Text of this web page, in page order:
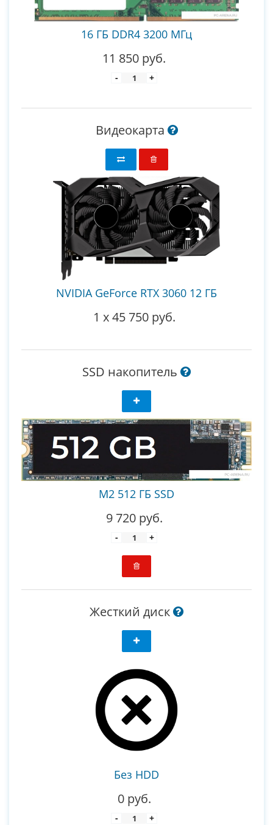
16 ГБ DDR4 3200 МГц
11 850 руб.
- +
Видеокарта
NVIDIA GeForce RTX 3060 12 ГБ
1 x45 750 руб.
SSD накопитель
M2 512 ГБ SSD
9 720 руб.
- +
Жесткий диск
Без HDD
0 руб.
- +